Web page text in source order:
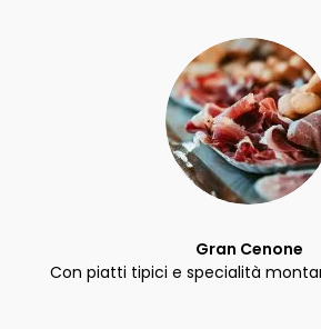
Gran Cenone
Con piatti tipici e specialità